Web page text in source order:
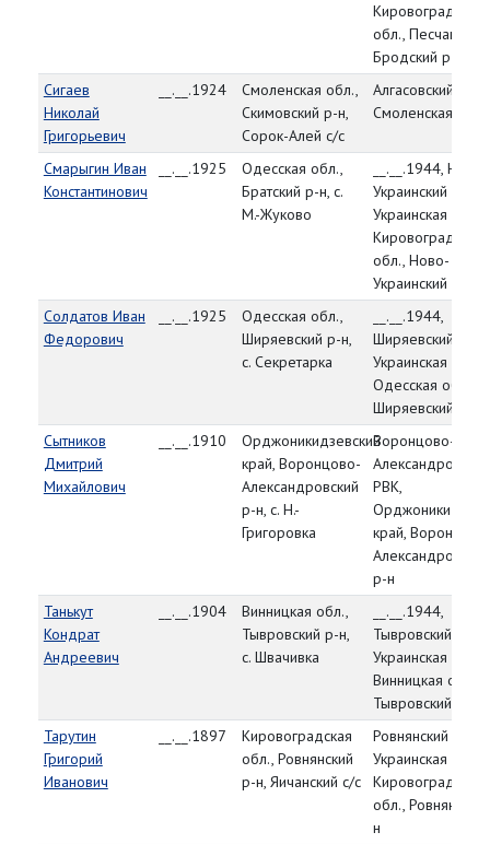
Кировоградская
обл., Песчано-
Бродский р-н
Сигаев
Николай
Григорьевич
__.__.1924
Смоленская обл.,
Скимовский р-н,
Сорок-Алей с/с
Алгасовский РВК,
Смоленская обл.
Смарыгин Иван
Константинович
__.__.1925
Одесская обл.,
Братский р-н, с.
М.-Жуково
__.__.1944, Ново-
Украинский РВК,
Украинская ССР,
Кировоградская
обл., Ново-
Украинский р-н
Солдатов Иван
Федорович
__.__.1925
Одесская обл.,
Ширяевский р-н,
с. Секретарка
__.__.1944,
Ширяевский РВК,
Украинская ССР,
Одесская обл.,
Ширяевский р-н
Сытников
Дмитрий
Михайлович
__.__.1910
Орджоникидзевский
край, Воронцово-
Александровский
р-н, с. Н.-
Григоровка
Воронцово-
Александровский
РВК,
край,
Александровский
р-н
Танькут
Кондрат
Андреевич
__.__.1904
Винницкая обл.,
Тывровский р-н,
с. Швачивка
__.__.1944,
Тывровский РВК,
Украинская ССР,
Винницкая обл.,
Тывровский р-н
Тарутин
Григорий
Иванович
__.__.1897
Кировоградская
обл., Ровнянский
р-н, Яичанский с/с
Ровнянский РВК,
Украинская ССР,
Кировоградская
обл., Ровнянский
н